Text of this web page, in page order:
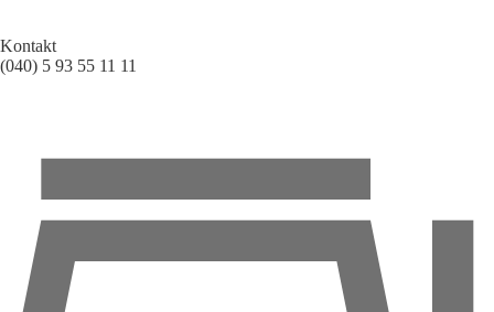
Kontakt
(040) 5 93 55 11 11